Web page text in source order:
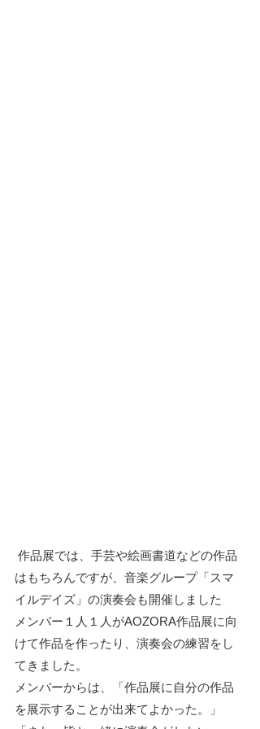
作品展では、手芸や絵画書道などの作品
はもちろんですが、音楽グループ「スマ
イルデイズ」の演奏会も開催しました
メンバー１人１人がAOZORA作品展に向
けて作品を作ったり、演奏会の練習をし
てきました。
メンバーからは、「作品展に自分の作品
を展示することが出来てよかった。」